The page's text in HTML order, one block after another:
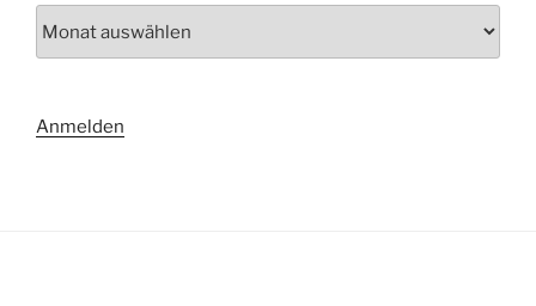
Anmelden